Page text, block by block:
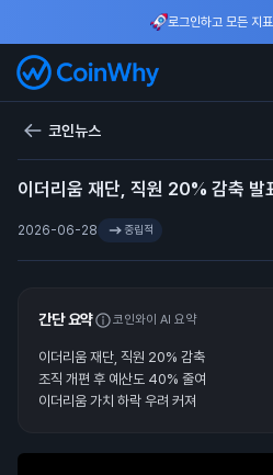
로그인하고 모든 지
코인뉴스
이더리움 재단, 직원 20% 감축 발
2026-06-28 중립적
간단 요약 코인와이 AI 요약
이더리움 재단, 직원 20% 감축
조직 개편 후 예산도 40% 줄여
이더리움 가치 하락 우려 커져